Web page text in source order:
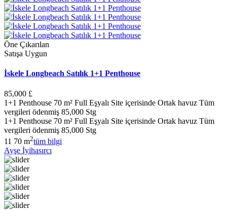
Öne Çıkarılan
Satışa Uygun
İskele Longbeach Satılık 1+1 Penthouse
85,000 £
1+1 Penthouse 70 m² Full Eşyalı Site içerisinde Ortak havuz Tüm
vergileri ödenmiş 85,000 Stg
1+1 Penthouse 70 m² Full Eşyalı Site içerisinde Ortak havuz Tüm
vergileri ödenmiş 85,000 Stg
11 70 m2tüm bilgi
Ayşe İyihasırcı